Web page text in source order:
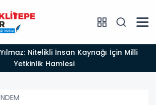
Yetkinlik Hamlesi